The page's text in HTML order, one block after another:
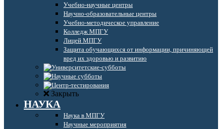
Учебно-научные центры
Научно-образовательные центры
Учебно-методическое управление
Колледж МПГУ
Лицей МПГУ
Защита обучающихся от информации, причиняющей
вред их здоровью и развитию
Закрыть
НАУКА
Наука в МПГУ
Научные мероприятия